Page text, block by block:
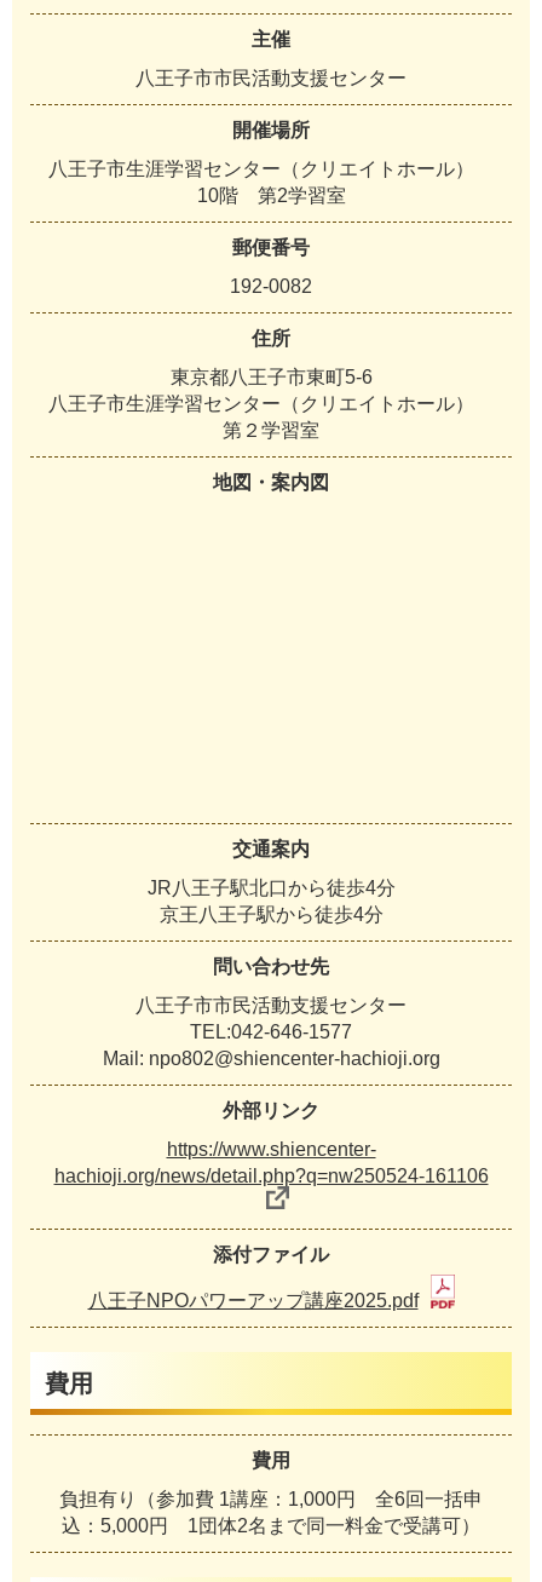
主催
八王子市市民活動支援センター
開催場所
八王子市生涯学習センター（クリエイトホール）
10階 第2学習室
郵便番号
192-0082
住所
東京都八王子市東町5-6
八王子市生涯学習センター（クリエイトホール）
第２学習室
地図・案内図
交通案内
JR八王子駅北口から徒歩4分
京王八王子駅から徒歩4分
問い合わせ先
八王子市市民活動支援センター
TEL:042-646-1577
Mail: npo802@shiencenter-hachioji.org
外部リンク
https://www.shiencenter-
hachioji.org/news/detail.php?q=nw250524-161106
添付ファイル
八王子NPOパワーアップ講座2025.pdf
費用
費用
負担有り（参加費 1講座：1,000円 全6回一括申
込：5,000円 1団体2名まで同一料金で受講可）